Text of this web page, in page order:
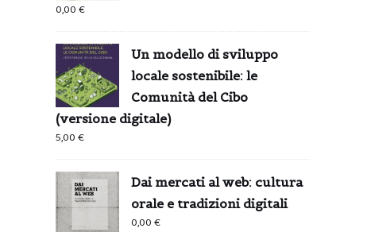
0,00€
Un modello di sviluppo
locale sostenibile: le
Comunità del Cibo
(versione digitale)
5,00€
Dai mercati al web: cultura
orale e tradizioni digitali
0,00€